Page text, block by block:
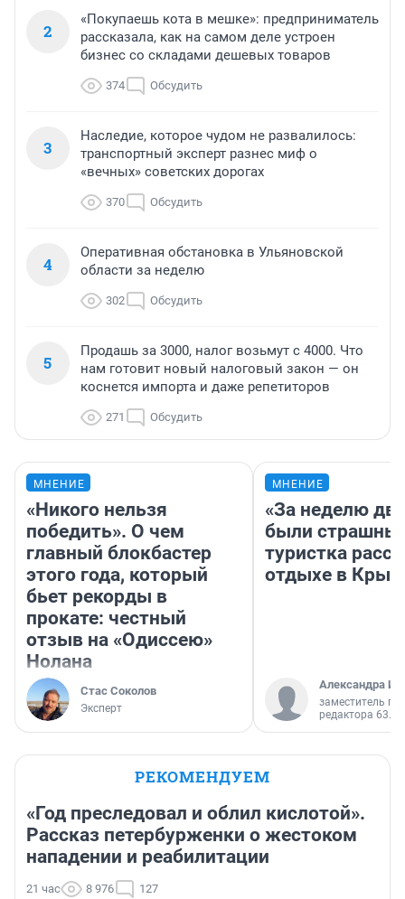
2
«Покупаешь кота в мешке»: предприниматель
рассказала, как на самом деле устроен
бизнес со складами дешевых товаров
374 Обсудить
3
Наследие, которое чудом не развалилось:
транспортный эксперт разнес миф о
«вечных» советских дорогах
370 Обсудить
4
Оперативная обстановка в Ульяновской
области за неделю
302 Обсудить
5
Продашь за 3000, налог возьмут с 4000. Что
нам готовит новый налоговый закон — он
коснется импорта и даже репетиторов
271 Обсудить
МНЕНИЕ
«Никого нельзя
победить». О чем
главный блокбастер
этого года, который
бьет рекорды в
прокате: честный
отзыв на «Одиссею»
Нолана
Стас Соколов
Эксперт
МНЕНИЕ
«За неделю
были
туристка
отдыхе в
Александра
заместитель
редактора 63.RU
РЕКОМЕНДУЕМ
«Год преследовал и облил кислотой».
Рассказ петербурженки о жестоком
нападении и реабилитации
21 час 8 976 127